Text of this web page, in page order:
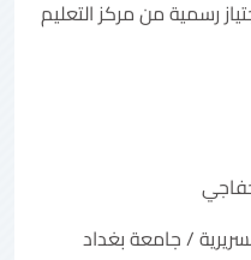
رسمية من مركز التعليم
/ جامعة بغداد